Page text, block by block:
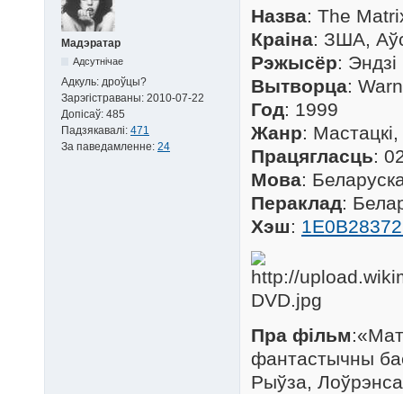
Мадэратар
Адсутнічае
Адкуль: дроўцы?
Зарэгістраваны: 2010-07-22
Допісаў: 485
Падзякавалі: 471
За паведамленне: 24
Назва: The
Краіна: ЗША,
Рэжысёр:
Вытворца:
Год: 1999
Жанр:
Працягласць:
Мова:
Пераклад:
Хэш:
Пра фільм
фантастычны
Рыўза,